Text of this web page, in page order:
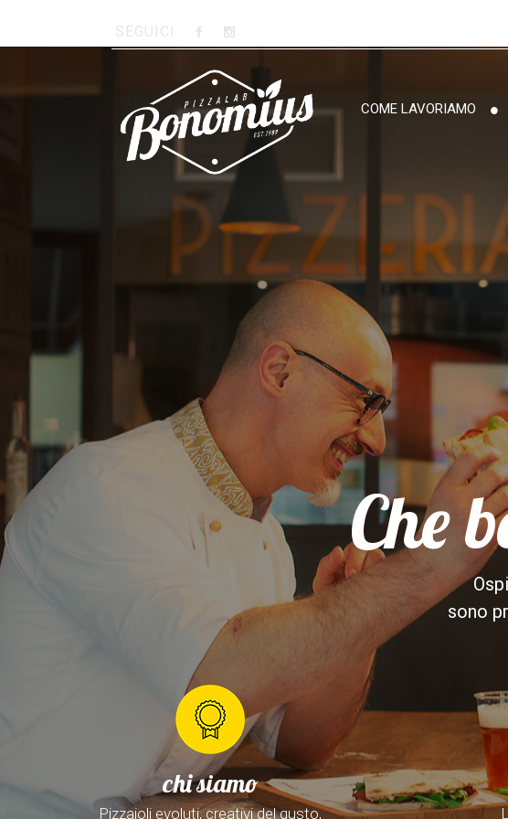
SEGUICI
COME LAVORIAMO
sono
Che
chi siamo
Pizzaioli evoluti, creativi del gusto,